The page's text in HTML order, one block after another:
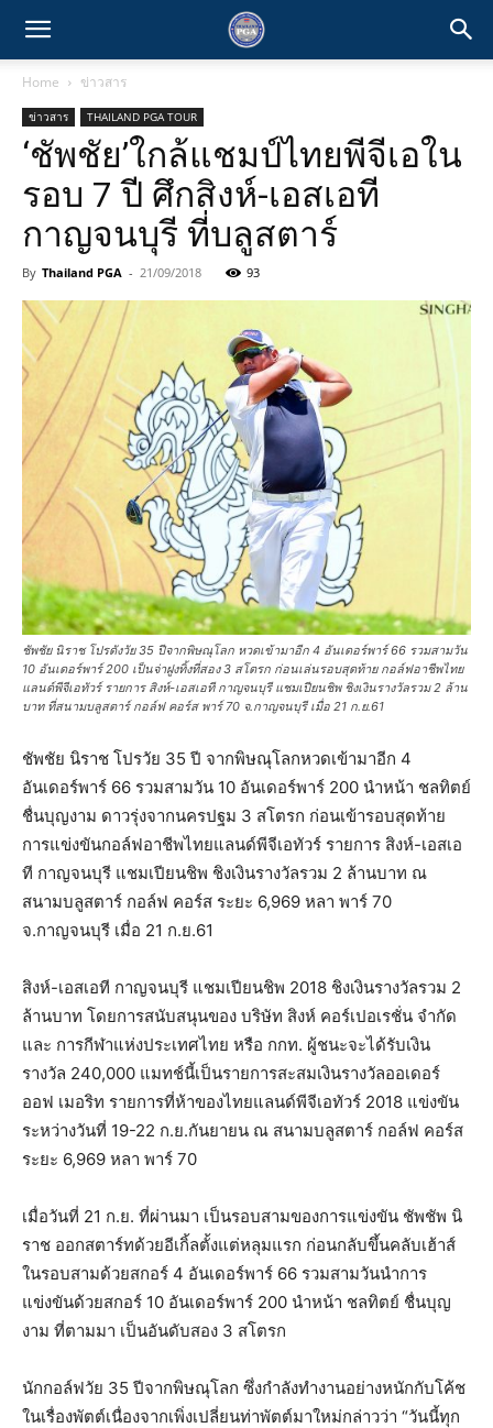
Home ข่าวสาร
ข่าวสาร THAILAND PGA TOUR
‘ชัพชัย’ใกล้แชมป์ไทยพีจีเอใน
รอบ 7 ปี ศึกสิงห์-เอสเอที
กาญจนบุรี ที่บลูสตาร์
By Thailand PGA - 21/09/2018 93
ชัพชัย นิราช โปรดังวัย 35 ปีจากพิษณุโลก หวดเข้ามาอีก 4 อันเดอร์พาร์ 66 รวมสามวัน
10 อันเดอร์พาร์ 200 เป็นจ่าฝูงทิ้งที่สอง 3 สโตรก ก่อนเล่นรอบสุดท้าย กอล์ฟอาชีพไทย
แลนด์พีจีเอทัวร์ รายการ สิงห์-เอสเอที กาญจนบุรี แชมเปียนชิพ ชิงเงินรางวัลรวม 2 ล้าน
บาท ที่สนามบลูสตาร์ กอล์ฟ คอร์ส พาร์ 70 จ.กาญจนบุรี เมื่อ 21 ก.ย.61
ชัพชัย นิราช โปรวัย 35 ปี จากพิษณุโลกหวดเข้ามาอีก 4
อันเดอร์พาร์ 66 รวมสามวัน 10 อันเดอร์พาร์ 200 นำหน้า ชลทิตย์
ชื่นบุญงาม ดาวรุ่งจากนครปฐม 3 สโตรก ก่อนเข้ารอบสุดท้าย
การแข่งขันกอล์ฟอาชีพไทยแลนด์พีจีเอทัวร์ รายการ สิงห์-เอสเอ
ที กาญจนบุรี แชมเปียนชิพ ชิงเงินรางวัลรวม 2 ล้านบาท ณ
สนามบลูสตาร์ กอล์ฟ คอร์ส ระยะ 6,969 หลา พาร์ 70
จ.กาญจนบุรี เมื่อ 21 ก.ย.61
สิงห์-เอสเอที กาญจนบุรี แชมเปียนชิพ 2018 ชิงเงินรางวัลรวม 2
ล้านบาท โดยการสนับสนุนของ บริษัท สิงห์ คอร์เปอเรชั่น จำกัด
และ การกีฬาแห่งประเทศไทย หรือ กกท. ผู้ชนะจะได้รับเงิน
รางวัล 240,000 แมทช์นี้เป็นรายการสะสมเงินรางวัลออเดอร์
ออฟ เมอริท รายการที่ห้าของไทยแลนด์พีจีเอทัวร์ 2018 แข่งขัน
ระหว่างวันที่ 19-22 ก.ย.กันยายน ณ สนามบลูสตาร์ กอล์ฟ คอร์ส
ระยะ 6,969 หลา พาร์ 70
เมื่อวันที่ 21 ก.ย. ที่ผ่านมา เป็นรอบสามของการแข่งขัน ชัพชัพ นิ
ราช ออกสตาร์ทด้วยอีเกิ้ลตั้งแต่หลุมแรก ก่อนกลับขึ้นคลับเฮ้าส์
ในรอบสามด้วยสกอร์ 4 อันเดอร์พาร์ 66 รวมสามวันนำการ
แข่งขันด้วยสกอร์ 10 อันเดอร์พาร์ 200 นำหน้า ชลทิตย์ ชื่นบุญ
งาม ที่ตามมา เป็นอันดับสอง 3 สโตรก
นักกอล์ฟวัย 35 ปีจากพิษณุโลก ซึ่งกำลังทำงานอย่างหนักกับโค้ช
ในเรื่องพัตต์เนื่องจากเพิ่งเปลี่ยนท่าพัตต์มาใหม่กล่าวว่า “วันนี้ทุก